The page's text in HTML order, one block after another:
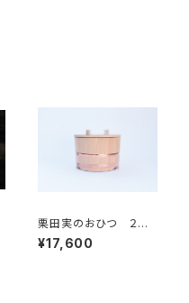
栗田実のおひつ ２合
用
¥17,600